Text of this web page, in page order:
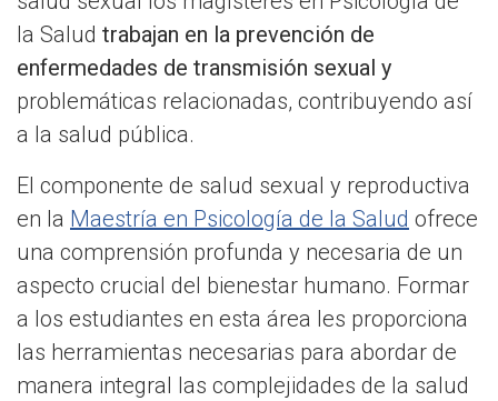
la Salud trabajan en la prevención de
enfermedades de transmisión sexual y
problemáticas relacionadas, contribuyendo así
a la salud pública.
El componente de salud sexual y reproductiva
en la Maestría en Psicología de la Salud ofrece
una comprensión profunda y necesaria de un
aspecto crucial del bienestar humano. Formar
a los estudiantes en esta área les proporciona
las herramientas necesarias para abordar de
manera integral las complejidades de la salud